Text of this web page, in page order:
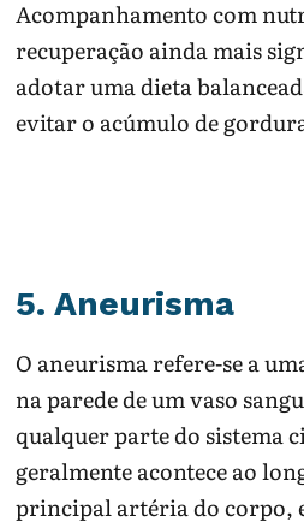
Acompanhamento com
recuperação ainda mais
adotar uma dieta
evitar o acúmulo de
5. Aneurisma
O aneurisma refere-se a
na parede de um vaso
qualquer parte do sistema
geralmente acontece ao
principal artéria do corpo,